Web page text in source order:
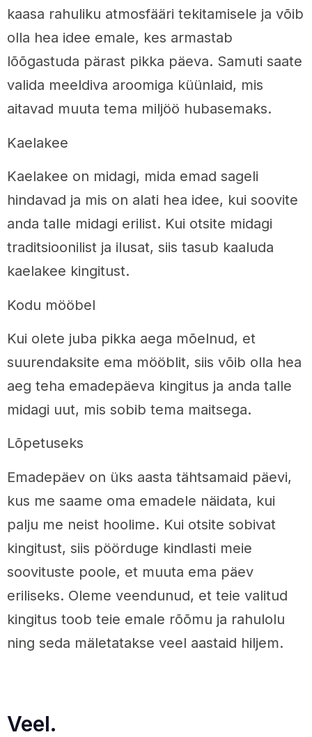
kaasa rahuliku atmosfääri tekitamisele ja võib
olla hea idee emale, kes armastab
lõõgastuda pärast pikka päeva. Samuti saate
valida meeldiva aroomiga küünlaid, mis
aitavad muuta tema miljöö hubasemaks.
Kaelakee
Kaelakee on midagi, mida emad sageli
hindavad ja mis on alati hea idee, kui soovite
anda talle midagi erilist. Kui otsite midagi
traditsioonilist ja ilusat, siis tasub kaaluda
kaelakee kingitust.
Kodu mööbel
Kui olete juba pikka aega mõelnud, et
suurendaksite ema mööblit, siis võib olla hea
aeg teha emadepäeva kingitus ja anda talle
midagi uut, mis sobib tema maitsega.
Lõpetuseks
Emadepäev on üks aasta tähtsamaid päevi,
kus me saame oma emadele näidata, kui
palju me neist hoolime. Kui otsite sobivat
kingitust, siis pöörduge kindlasti meie
soovituste poole, et muuta ema päev
eriliseks. Oleme veendunud, et teie valitud
kingitus toob teie emale rõõmu ja rahulolu
ning seda mäletatakse veel aastaid hiljem.
Veel.